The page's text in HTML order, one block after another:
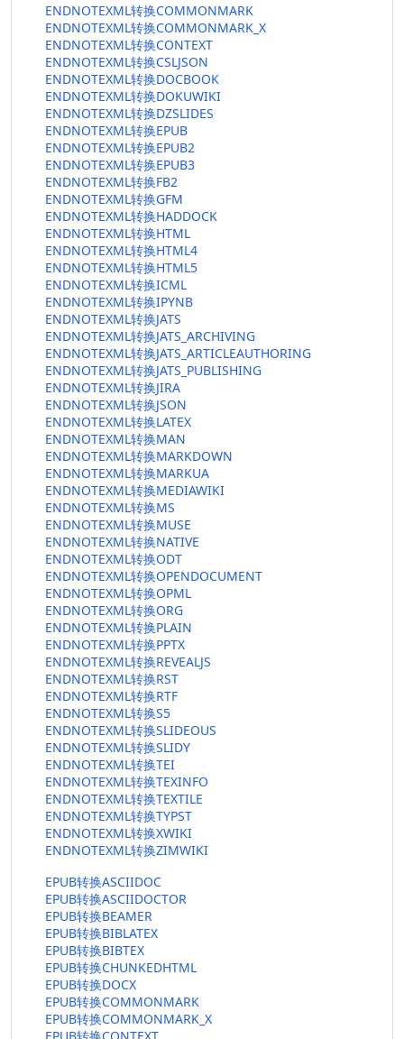
ENDNOTEXML转换COMMONMARK
ENDNOTEXML转换COMMONMARK_X
ENDNOTEXML转换CONTEXT
ENDNOTEXML转换CSLJSON
ENDNOTEXML转换DOCBOOK
ENDNOTEXML转换DOKUWIKI
ENDNOTEXML转换DZSLIDES
ENDNOTEXML转换EPUB
ENDNOTEXML转换EPUB2
ENDNOTEXML转换EPUB3
ENDNOTEXML转换FB2
ENDNOTEXML转换GFM
ENDNOTEXML转换HADDOCK
ENDNOTEXML转换HTML
ENDNOTEXML转换HTML4
ENDNOTEXML转换HTML5
ENDNOTEXML转换ICML
ENDNOTEXML转换IPYNB
ENDNOTEXML转换JATS
ENDNOTEXML转换JATS_ARCHIVING
ENDNOTEXML转换JATS_ARTICLEAUTHORING
ENDNOTEXML转换JATS_PUBLISHING
ENDNOTEXML转换JIRA
ENDNOTEXML转换JSON
ENDNOTEXML转换LATEX
ENDNOTEXML转换MAN
ENDNOTEXML转换MARKDOWN
ENDNOTEXML转换MARKUA
ENDNOTEXML转换MEDIAWIKI
ENDNOTEXML转换MS
ENDNOTEXML转换MUSE
ENDNOTEXML转换NATIVE
ENDNOTEXML转换ODT
ENDNOTEXML转换OPENDOCUMENT
ENDNOTEXML转换OPML
ENDNOTEXML转换ORG
ENDNOTEXML转换PLAIN
ENDNOTEXML转换PPTX
ENDNOTEXML转换REVEALJS
ENDNOTEXML转换RST
ENDNOTEXML转换RTF
ENDNOTEXML转换S5
ENDNOTEXML转换SLIDEOUS
ENDNOTEXML转换SLIDY
ENDNOTEXML转换TEI
ENDNOTEXML转换TEXINFO
ENDNOTEXML转换TEXTILE
ENDNOTEXML转换TYPST
ENDNOTEXML转换XWIKI
ENDNOTEXML转换ZIMWIKI
EPUB转换ASCIIDOC
EPUB转换ASCIIDOCTOR
EPUB转换BEAMER
EPUB转换BIBLATEX
EPUB转换BIBTEX
EPUB转换CHUNKEDHTML
EPUB转换DOCX
EPUB转换COMMONMARK
EPUB转换COMMONMARK_X